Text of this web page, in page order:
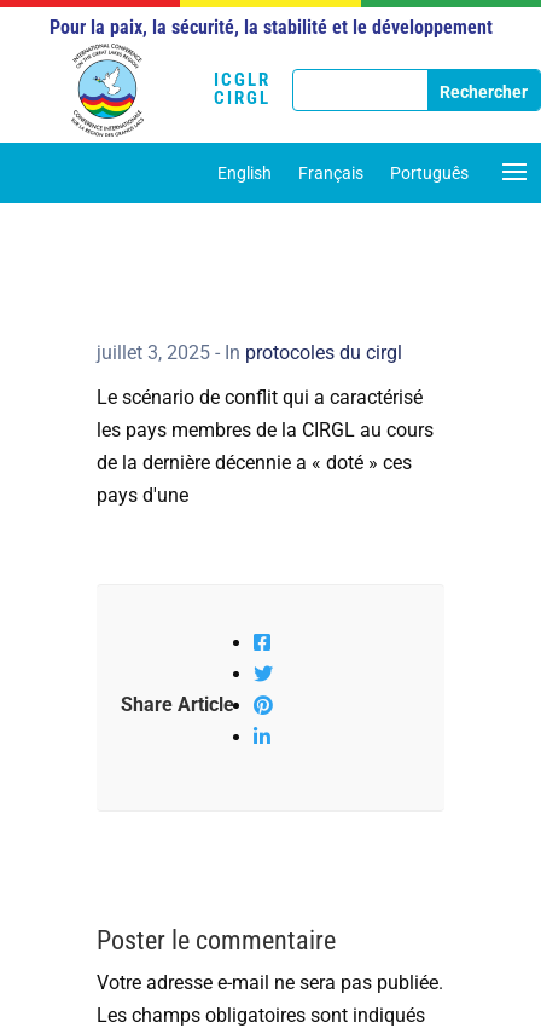
ICGLR
CIRGL
Pour la paix, la sécurité, la stabilité et le développement
English Français Português
juillet 3, 2025 - In protocoles du cirgl
Le scénario de conflit qui a caractérisé
les pays membres de la CIRGL au cours
de la dernière décennie a « doté » ces
pays d'une
Share Article
Poster le commentaire
Votre adresse e-mail ne sera pas publiée.
Les champs obligatoires sont indiqués